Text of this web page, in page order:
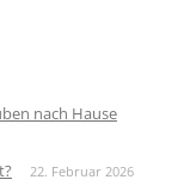
nach Hause
22. Februar 2026